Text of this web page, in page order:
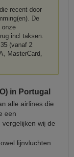
recent door
De
onze
incl taksen.
(vanaf 2
MasterCard,
in Portugal
alle airlines die
een
wij de
lijnvluchten